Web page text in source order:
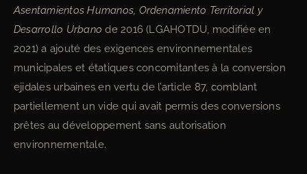
Asentamientos Humanos, Ordenamiento Territorial y
Desarrollo Urbano de 2016 (LGAHOTDU, modifiée en
2021) a ajouté des exigences environnementales
municipales et étatiques concomitantes à la conversion
ejidales urbaines en vertu de l’article 87, comblant
partiellement un vide qui avait permis des conversions
prêtes au développement sans autorisation
environnementale.